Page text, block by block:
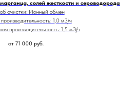
солей жесткости и сероводорода
очистки: Ионный обмен
1,0 м3/ч
производительность: 1,5 м3/ч
от 71 000 руб.